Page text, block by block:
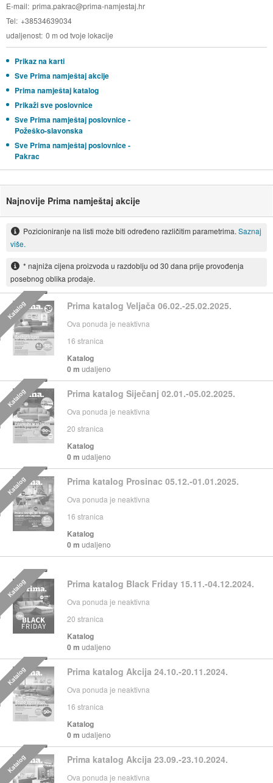
E-mail prima.pakrac@prima-namjestaj.hr
Tel +38534639034
udaljenost 0 m od tvoje lokacije
Prikaz na karti
Sve Prima namještaj akcije
Prima namještaj katalog
Prikaži sve poslovnice
Sve Prima namještaj poslovnice -
Požeško-slavonska
Sve Prima namještaj poslovnice -
Pakrac
Najnovije Prima namještaj akcije
Pozicioniranje na listi može biti određeno različitim parametrima. Saznaj
više.
* najniža cijena proizvoda u razdoblju od 30 dana prije provođenja
posebnog oblika prodaje.
Prima katalog Veljača 06.02.-25.02.2025.
Ova ponuda je neaktivna
16 stranica
Katalog
0 m udaljeno
Katalog
Prima katalog Siječanj 02.01.-05.02.2025.
Ova ponuda je neaktivna
20 stranica
Katalog
0 m udaljeno
Katalog
Prima katalog Prosinac 05.12.-01.01.2025.
Ova ponuda je neaktivna
16 stranica
Katalog
0 m udaljeno
Katalog
Prima katalog Black Friday 15.11.-04.12.2024.
Ova ponuda je neaktivna
20 stranica
Katalog
0 m udaljeno
Katalog
Prima katalog Akcija 24.10.-20.11.2024.
Ova ponuda je neaktivna
16 stranica
Katalog
0 m udaljeno
Katalog
Prima katalog Akcija 23.09.-23.10.2024.
Ova ponuda je neaktivna
Katalog